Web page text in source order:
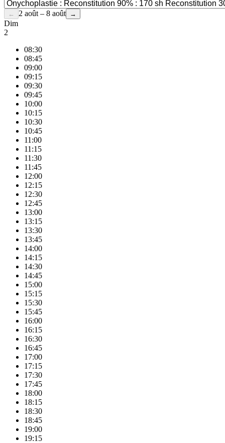
← 2 août – 8 août →
Dim
2
08:30
08:45
09:00
09:15
09:30
09:45
10:00
10:15
10:30
10:45
11:00
11:15
11:30
11:45
12:00
12:15
12:30
12:45
13:00
13:15
13:30
13:45
14:00
14:15
14:30
14:45
15:00
15:15
15:30
15:45
16:00
16:15
16:30
16:45
17:00
17:15
17:30
17:45
18:00
18:15
18:30
18:45
19:00
19:15